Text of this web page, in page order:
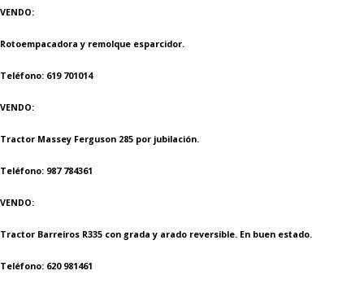
VENDO:
Rotoempacadora y remolque esparcidor.
Teléfono: 619 701014
VENDO:
Tractor Massey Ferguson 285 por jubilación.
Teléfono: 987 784361
VENDO:
Tractor Barreiros R335 con grada y arado reversible. En buen estado.
Teléfono: 620 981461